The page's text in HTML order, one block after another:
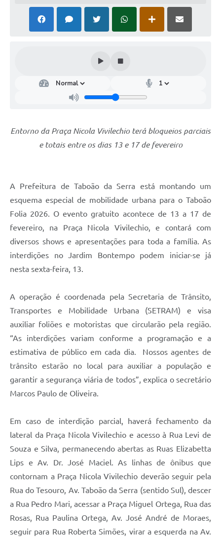
Entorno da Praça Nicola Vivilechio terá bloqueios parciais
e totais entre os dias 13 e 17 de fevereiro
A Prefeitura de Taboão da Serra está montando um
esquema especial de mobilidade urbana para o Taboão
Folia 2026. O evento gratuito acontece de 13 a 17 de
fevereiro, na Praça Nicola Vivilechio, e contará com
diversos shows e apresentações para toda a família. As
interdições no Jardim Bontempo podem iniciar-se já
nesta sexta-feira, 13.
A operação é coordenada pela Secretaria de Trânsito,
Transportes e Mobilidade Urbana (SETRAM) e visa
auxiliar foliões e motoristas que circularão pela região.
“As interdições variam conforme a programação e a
estimativa de público em cada dia. Nossos agentes de
trânsito estarão no local para auxiliar a população e
garantir a segurança viária de todos”, explica o secretário
Marcos Paulo de Oliveira.
Em caso de interdição parcial, haverá fechamento da
lateral da Praça Nicola Vivilechio e acesso à Rua Levi de
Souza e Silva, permanecendo abertas as Ruas Elizabetta
Lips e Av. Dr. José Maciel. As linhas de ônibus que
contornam a Praça Nicola Vivilechio deverão seguir pela
Rua do Tesouro, Av. Taboão da Serra (sentido Sul), descer
a Rua Pedro Mari, acessar a Praça Miguel Ortega, Rua das
Rosas, Rua Paulina Ortega, Av. José André de Moraes,
seguir para Rua Roberta Simões, virar a esquerda na Av.